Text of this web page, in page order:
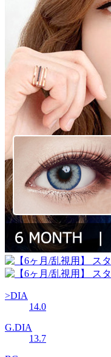
>DIA
14.0
G.DIA
13.7